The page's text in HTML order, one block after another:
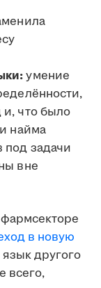
умение
что было
найма
под задачи
вне
в новую
другого
всего,